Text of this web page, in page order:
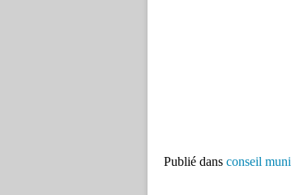
Publié dans conseil